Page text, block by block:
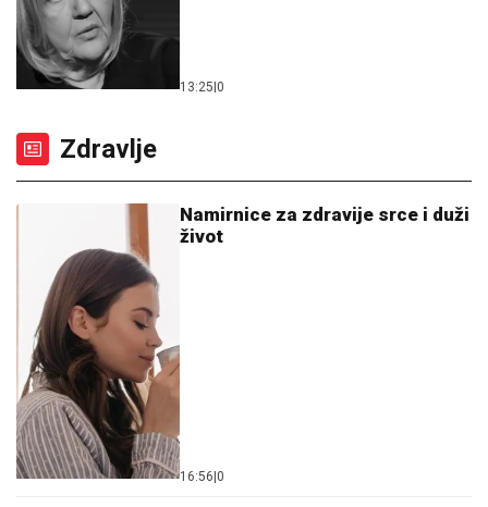
13:25 0
Zdravlje
Namirnice za zdravije srce i duži
život
16:56 0